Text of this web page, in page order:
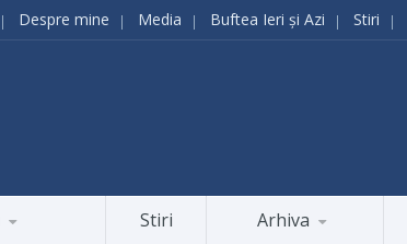
Despre mine Media Buftea Ieri și Azi Stiri
Stiri Arhiva